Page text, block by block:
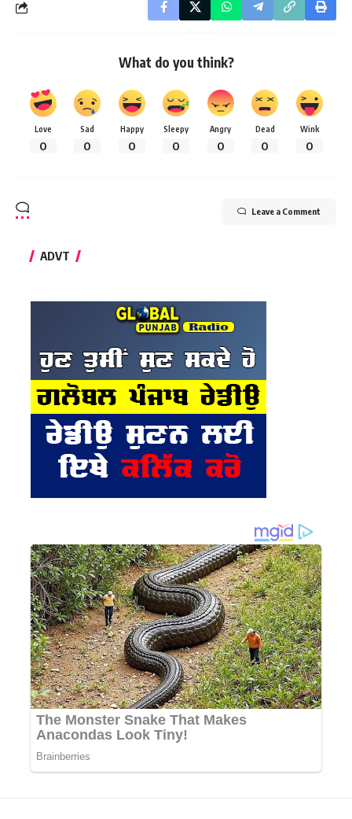
What do you think?
Love
0
Sad
0
Happy
0
Sleepy
0
Angry
0
Dead
0
Wink
0
Leave a Comment
ADVT